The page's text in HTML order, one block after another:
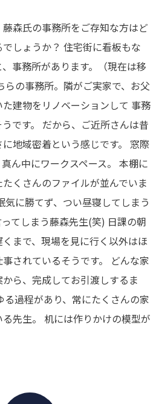
森氏の事務所をご存知な方はど
しょうか？ 住宅街に看板もな
事務所があります。（現在は移
らの事務所。隣がご実家で、お父
建物をリノベーションして 事務
です。
だから、ご近所さんは昔
地域密着という感じです。
窓際
ん中にワークスペース。 本棚に
くさんのファイルが並んでいま
気に勝てず、つい昼寝してしまう
てしまう藤森先生(笑) 日課の朝
まで、現場を見に行く以外はほ
されているそうです。
どんな家
ら、完成してお引渡しするま
る過程があり、常にたくさんの家
先生。
机には作りかけの模型が